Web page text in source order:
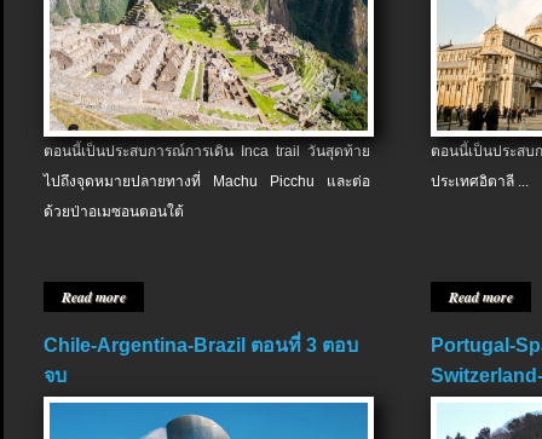
ตอนนี้เป็นประสบการณ์การเดิน Inca trail วันสุดท้าย
ไปถึงจุดหมายปลายทางที่ Machu Picchu และต่อ
ด้วยป่าอเมซอนตอนใต้
Read more
ตอนนี้เป็นประส
ประเทศอิตาลี ...
Read more
Chile-Argentina-Brazil ตอนที่ 3 ตอบ
จบ
Portugal-